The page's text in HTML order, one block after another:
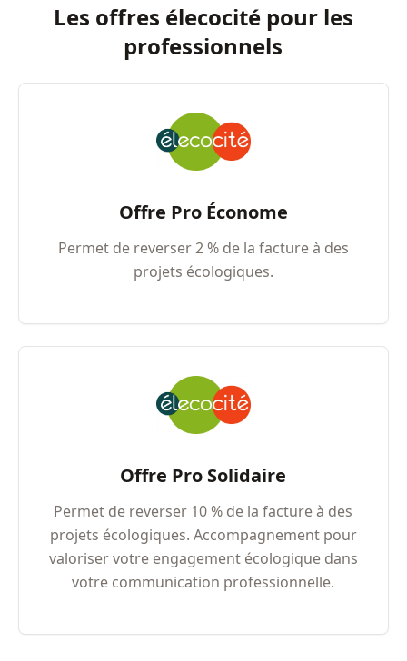
Les offres élecocité pour les
professionnels
Offre Pro Économe
Permet de reverser 2 % de la facture à des
projets écologiques.
Offre Pro Solidaire
Permet de reverser 10 % de la facture à des
projets écologiques. Accompagnement pour
valoriser votre engagement écologique dans
votre communication professionnelle.